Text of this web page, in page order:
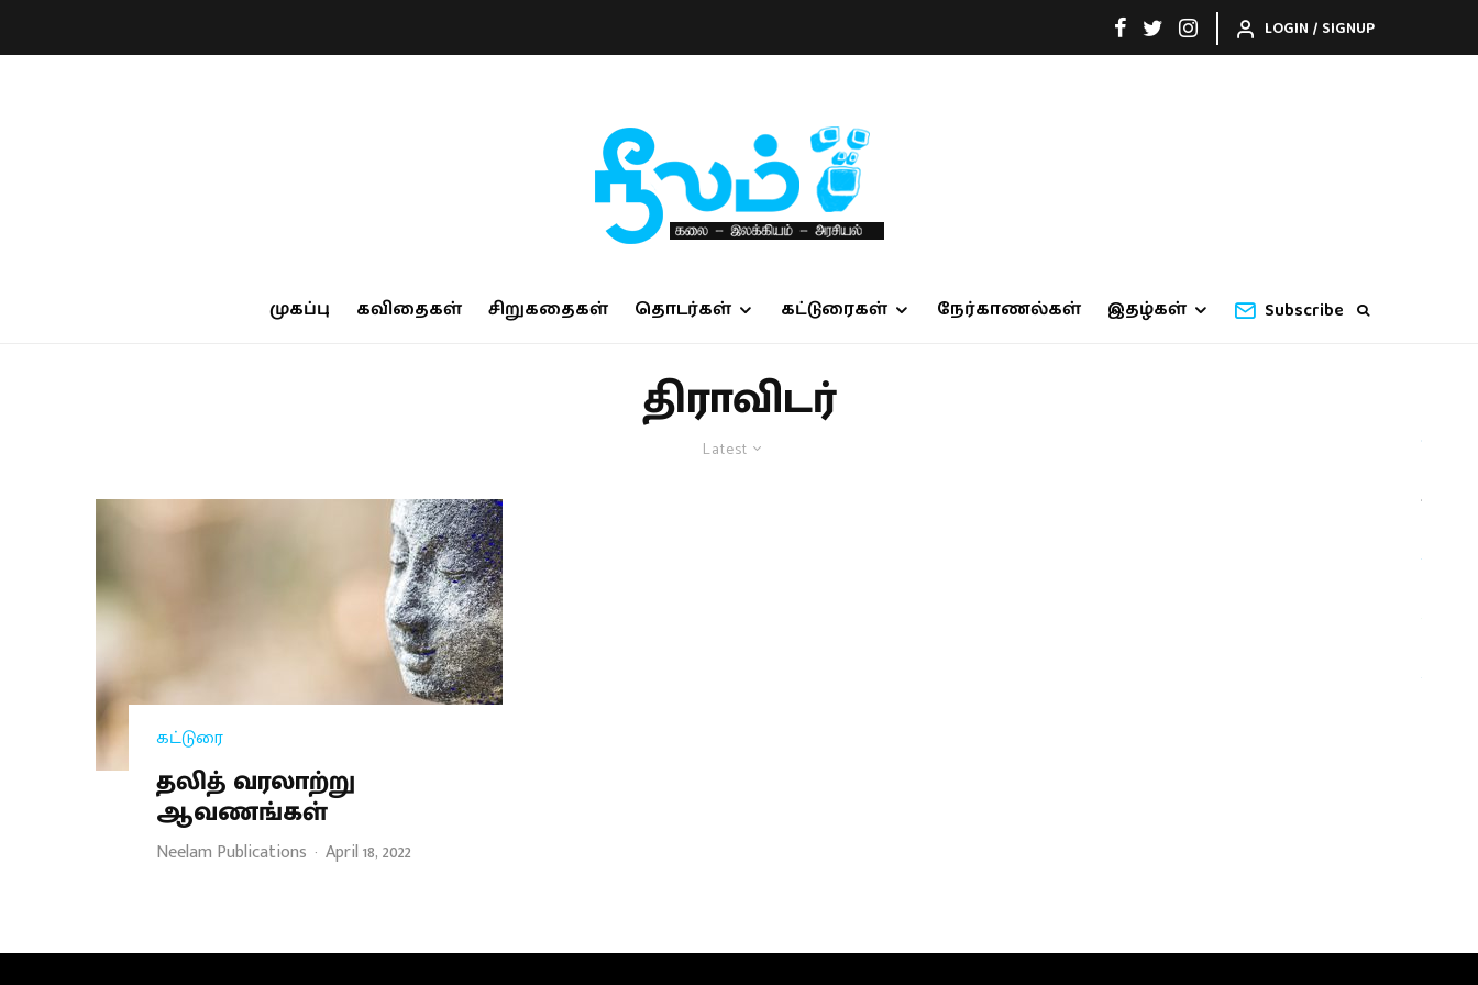
LOGIN / SIGNUP
முகப்பு கவிதைகள் சிறுகதைகள் தொடர்கள் கட்டுரைகள் நேர்காணல்கள் இதழ்கள் Subscribe
திராவிடர்
Latest
கட்டுரை
தலித் வரலாற்று
ஆவணங்கள்
Neelam Publications · April 18, 2022